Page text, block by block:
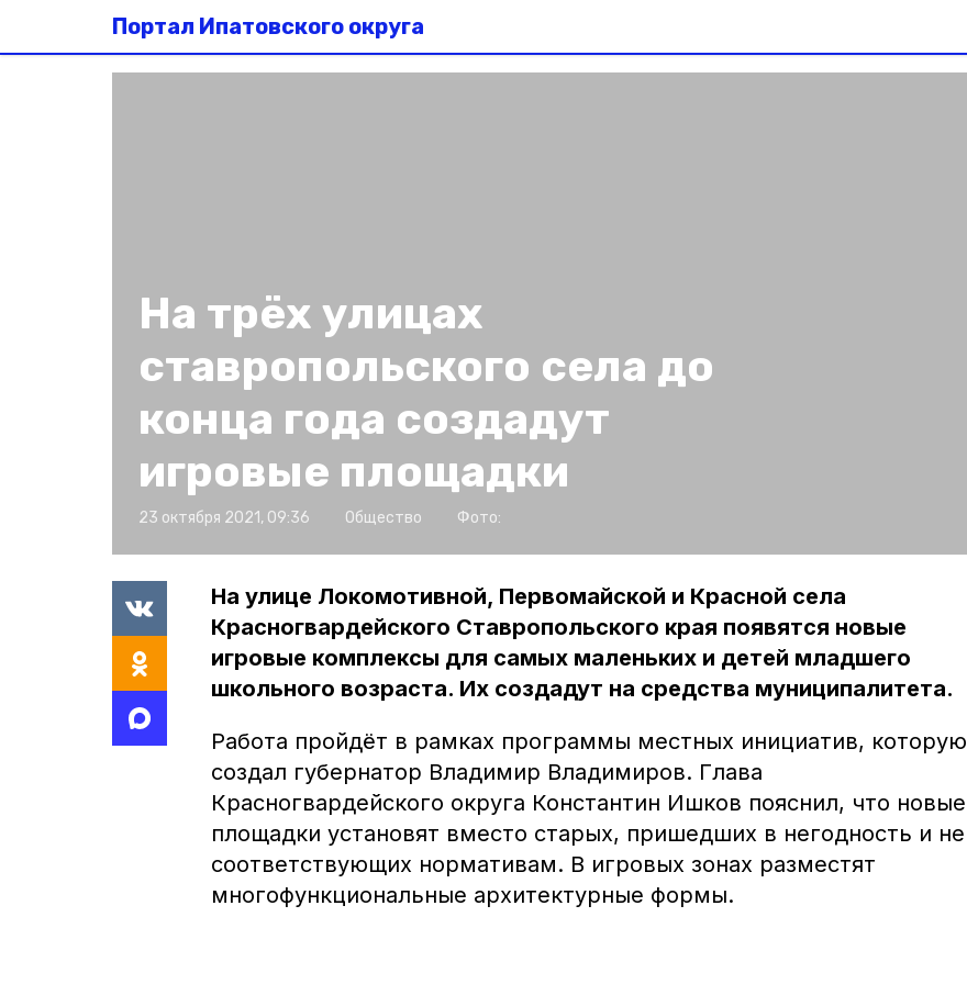
Портал Ипатовского округа
На трёх улицах
ставропольского села до
конца года создадут
игровые площадки
23 октября 2021, 09:36 Общество Фото:
На улице Локомотивной, Первомайской и Красной села
Красногвардейского Ставропольского края появятся новые
игровые комплексы для самых маленьких и детей младшего
школьного возраста. Их создадут на средства муниципалитета.
Работа пройдёт в рамках программы местных инициатив, которую
создал губернатор Владимир Владимиров. Глава
Красногвардейского округа Константин Ишков пояснил, что новые
площадки установят вместо старых, пришедших в негодность и не
соответствующих нормативам. В игровых зонах разместят
многофункциональные архитектурные формы.